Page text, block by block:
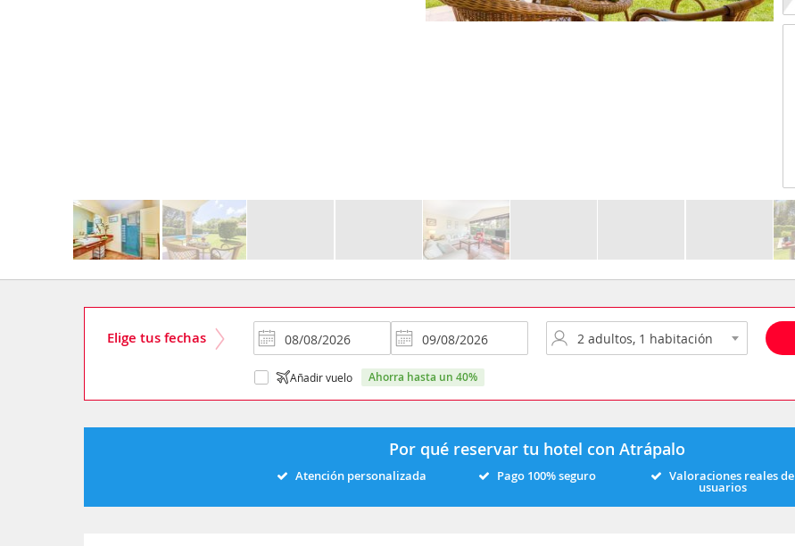
Elige tus fechas
Añadir vuelo ahorra hasta un 40%
Por qué reservar tu hotel con Atrápalo
Atención personalizada Pago 100% seguro Valoraciones reales de
usuarios